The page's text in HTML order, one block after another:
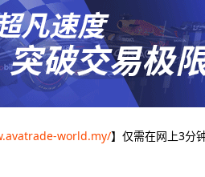
world.my/】仅需在网上3分